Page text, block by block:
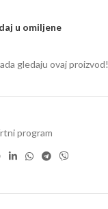
u omiljene
gledaju ovaj proizvod!
program